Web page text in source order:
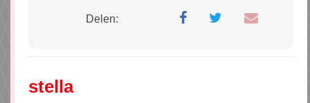
Delen:
stella